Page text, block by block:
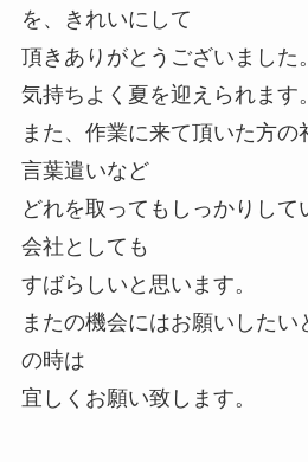
を、きれいにして
頂きありがとうございました。
気持ちよく夏を迎えられます。
また、作業に来て頂いた方の
言葉遣いなど
どれを取ってもしっかりして
会社としても
すばらしいと思います。
またの機会にはお願いしたい
の時は
宜しくお願い致します。